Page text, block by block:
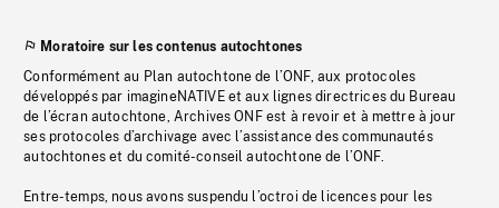
Moratoire sur les contenus autochtones
Conformément au Plan autochtone de l’ONF, aux protocoles
développés par imagineNATIVE et aux lignes directrices du Bureau
de l’écran autochtone, Archives ONF est à revoir et à mettre à jour
ses protocoles d’archivage avec l’assistance des communautés
autochtones et du comité-conseil autochtone de l’ONF.
Entre-temps, nous avons suspendu l’octroi de licences pour les